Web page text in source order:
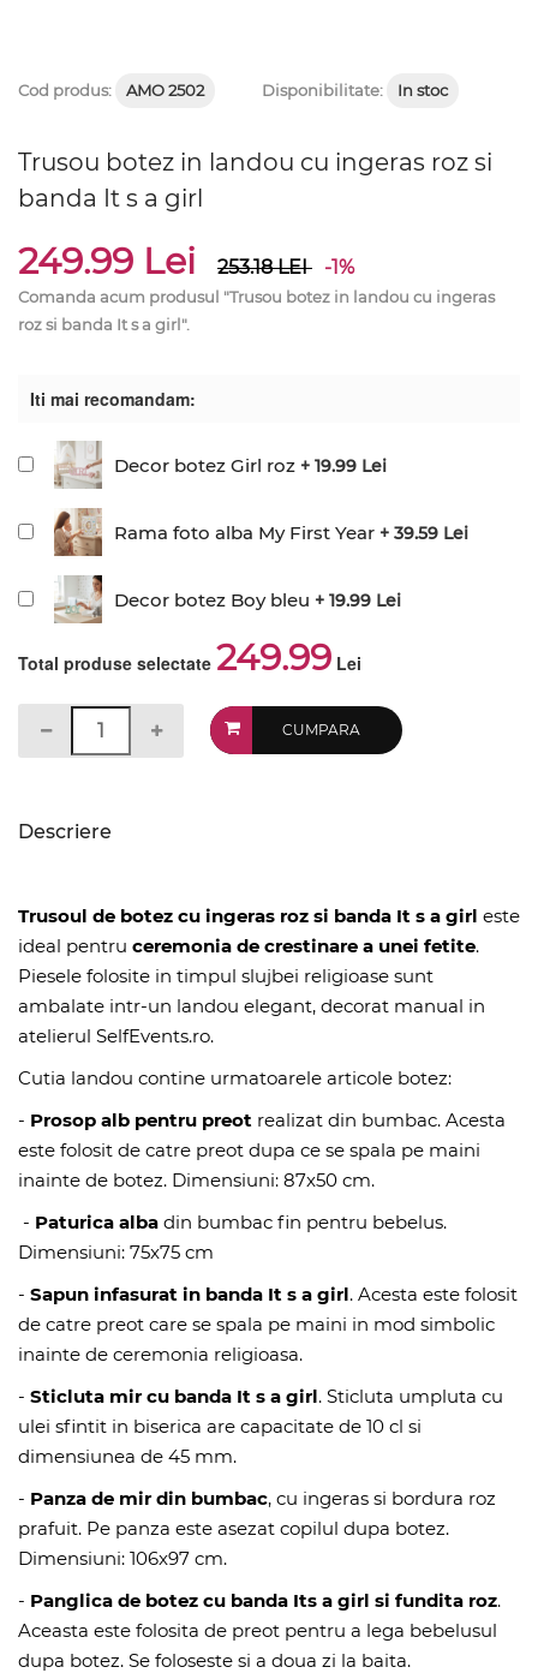
Cod produs: AMO 2502 Disponibilitate: In stoc
Trusou botez in landou cu ingeras roz si
banda It s a girl
249.99 Lei 253.18LEI -1%
Comanda acum produsul "Trusou botez in landou cu ingeras
roz si banda It s a girl".
Iti mai recomandam:
Decor botez Girl roz + 19.99 Lei
Rama foto alba My First Year + 39.59 Lei
Decor botez Boy bleu + 19.99 Lei
Total produse selectate 249.99 Lei
CUMPARA
Descriere
Trusoul de botez cu ingeras roz si banda It s a girl este
ideal pentru ceremonia de crestinare a unei fetite.
Piesele folosite in timpul slujbei religioase sunt
ambalate intr-un landou elegant, decorat manual in
atelierul SelfEvents.ro.
Cutia landou contine urmatoarele articole botez:
- Prosop alb pentru preot realizat din bumbac. Acesta
este folosit de catre preot dupa ce se spala pe maini
inainte de botez. Dimensiuni: 87x50 cm.
- Paturica alba din bumbac fin pentru bebelus.
Dimensiuni: 75x75 cm
- Sapun infasurat in banda It s a girl. Acesta este folosit
de catre preot care se spala pe maini in mod simbolic
inainte de ceremonia religioasa.
- Sticluta mir cu banda It s a girl. Sticluta umpluta cu
ulei sfintit in biserica are capacitate de 10 cl si
dimensiunea de 45 mm.
- Panza de mir din bumbac, cu ingeras si bordura roz
prafuit. Pe panza este asezat copilul dupa botez.
Dimensiuni: 106x97 cm.
- Panglica de botez cu banda Its a girl si fundita roz.
Aceasta este folosita de preot pentru a lega bebelusul
dupa botez. Se foloseste si a doua zi la baita.